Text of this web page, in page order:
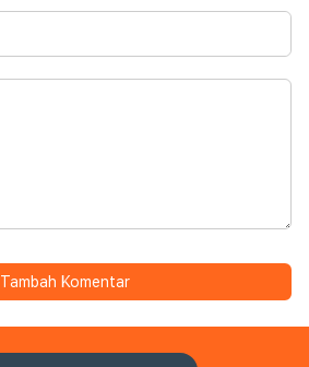
Tambah Komentar